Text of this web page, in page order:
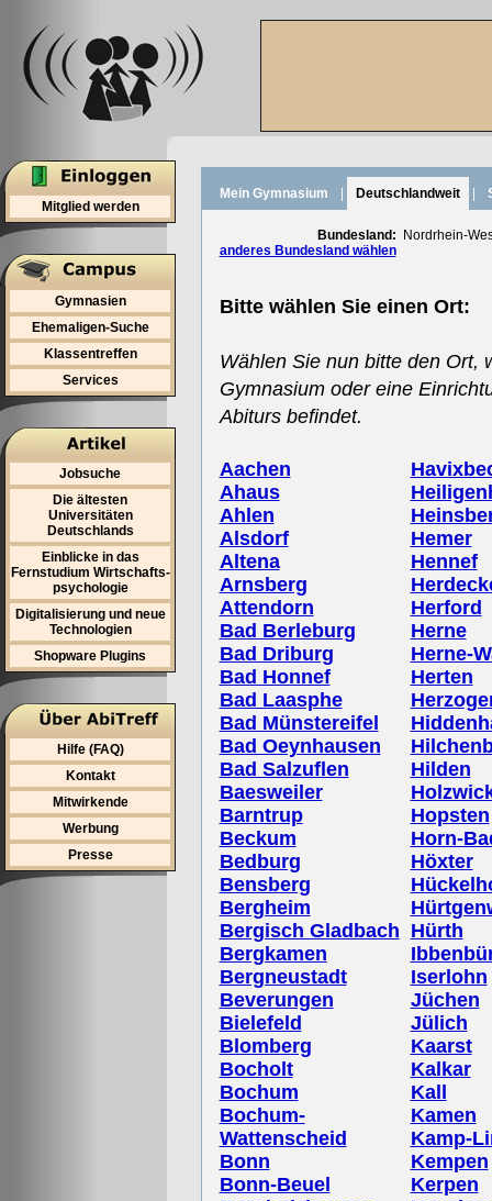
Mitglied werden
Gymnasien
Ehemaligen-Suche
Klassentreffen
Services
Jobsuche
Die ältesten
Universitäten
Deutschlands
Einblicke in das
Fernstudium Wirtschafts-
psychologie
Digitalisierung und neue
Technologien
Shopware Plugins
Hilfe (FAQ)
Kontakt
Mitwirkende
Werbung
Presse
Mein Gymnasium Deutschlandweit
Bundesland:
anderes Bundesland wählen
Nordrhein-
Bitte wählen Sie einen Ort:
Wählen Sie nun bitte den Ort,
Gymnasium oder eine
Abiturs befindet.
Aachen
Ahaus
Ahlen
Alsdorf
Altena
Arnsberg
Attendorn
Bad Berleburg
Bad Driburg
Bad Honnef
Bad Laasphe
Bad Münstereifel
Bad Oeynhausen
Bad Salzuflen
Baesweiler
Barntrup
Beckum
Bedburg
Bensberg
Bergheim
Bergisch Gladbach
Bergkamen
Bergneustadt
Beverungen
Bielefeld
Blomberg
Bocholt
Bochum
Bochum-
Wattenscheid
Bonn
Bonn-Beuel
Hemer
Hennef
Herford
Herne
Herne-
Herten
Hilden
Hopsten
Horn-
Höxter
Hürth
Iserlohn
Jüchen
Jülich
Kaarst
Kalkar
Kall
Kamen
Kamp-
Kempen
Kerpen